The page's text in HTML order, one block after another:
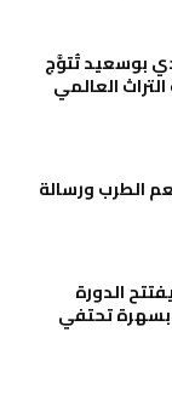
بوسعيد تُتوَّج
العالمي
الطرب ورسالة
الدورة
بسهرة تحتفي